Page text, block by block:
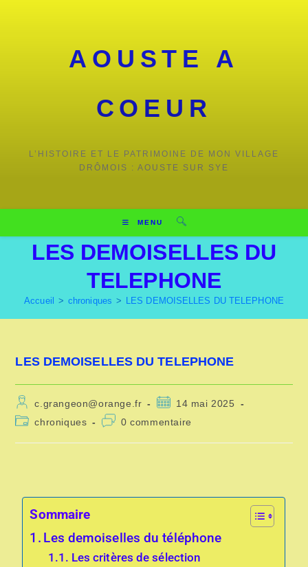
AOUSTE A
COEUR
L’HISTOIRE ET LE PATRIMOINE DE MON VILLAGE
DRÔMOIS : AOUSTE SUR SYE
MENU
LES DEMOISELLES DU
TELEPHONE
Accueil > chroniques > LES DEMOISELLES DU TELEPHONE
LES DEMOISELLES DU TELEPHONE
c.grangeon@orange.fr
14 mai 2025
chroniques
0 commentaire
Sommaire
Les demoiselles du téléphone
Les critères de sélection